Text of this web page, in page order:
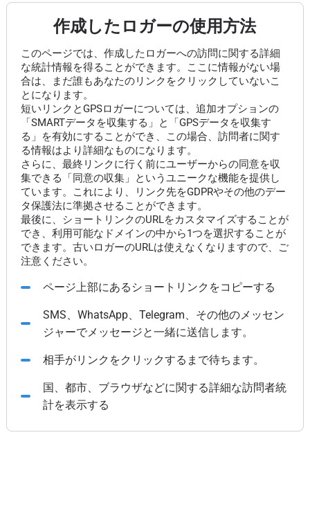
作成したロガーの使用方法
このページでは、作成したロガーへの訪問に関する詳細
な統計情報を得ることができます。ここに情報がない場
合は、まだ誰もあなたのリンクをクリックしていないこ
とになります。
短いリンクとGPSロガーについては、追加オプションの
「SMARTデータを収集する」と「GPSデータを収集す
る」を有効にすることができ、この場合、訪問者に関す
る情報はより詳細なものになります。
さらに、最終リンクに行く前にユーザーからの同意を収
集できる「同意の収集」というユニークな機能を提供し
ています。これにより、リンク先をGDPRやその他のデー
タ保護法に準拠させることができます。
最後に、ショートリンクのURLをカスタマイズすることが
でき、利用可能なドメインの中から1つを選択することが
できます。古いロガーのURLは使えなくなりますので、ご
注意ください。
ページ上部にあるショートリンクをコピーする
SMS、WhatsApp、Telegram、その他のメッセン
ジャーでメッセージと一緒に送信します。
相手がリンクをクリックするまで待ちます。
国、都市、ブラウザなどに関する詳細な訪問者統
計を表示する